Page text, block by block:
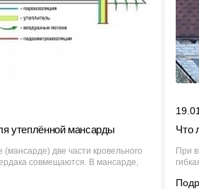
утеплённой мансарды
две части кровельного
совмещаются. В мансарде,
Что
При